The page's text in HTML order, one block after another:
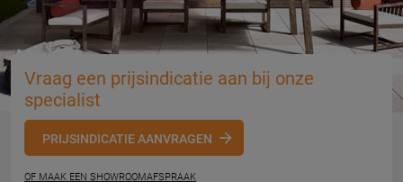
Vraag een prijsindicatie aan bij onze
specialist
PRIJSINDICATIE AANVRAGEN
OF MAAK EEN SHOWROOMAFSPRAAK